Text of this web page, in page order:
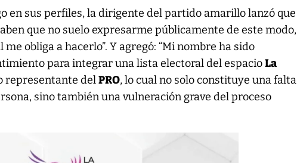
en sus perfiles, la dirigente del partido amarillo lanzó que
que no suelo expresarme públicamente de este modo,
obliga a hacerlo”. Y agregó: “Mi nombre ha sido
para integrar una lista electoral del espacioLa
representante delPRO, lo cual no solo constituye una falta
sino también una vulneración grave del proceso